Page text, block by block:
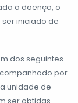
a doença, o
iniciado de
dos seguintes
por
unidade de
ser obtidas